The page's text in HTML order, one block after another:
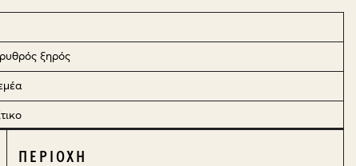
ξηρός
ΠΕΡΙΟΧΗ